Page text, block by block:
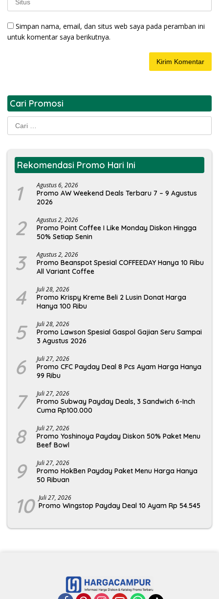
Simpan nama, email, dan situs web saya pada peramban ini
untuk komentar saya berikutnya.
Cari Promosi
Cari
untuk:
Rekomendasi Promo Hari Ini
1 Agustus 6, 2026
Promo AW Weekend Deals Terbaru 7 – 9 Agustus
2026
2 Agustus 2, 2026
Promo Point Coffee I Like Monday Diskon Hingga
50% Setiap Senin
3 Agustus 2, 2026
Promo Beanspot Spesial COFFEEDAY Hanya 10 Ribu
All Variant Coffee
4 Juli 28, 2026
Promo Krispy Kreme Beli 2 Lusin Donat Harga
Hanya 100 Ribu
5 Juli 28, 2026
Promo Lawson Spesial Gaspol Gajian Seru Sampai
3 Agustus 2026
6 Juli 27, 2026
Promo CFC Payday Deal 8 Pcs Ayam Harga Hanya
99 Ribu
7 Juli 27, 2026
Promo Subway Payday Deals, 3 Sandwich 6-Inch
Cuma Rp100.000
8 Juli 27, 2026
Promo Yoshinoya Payday Diskon 50% Paket Menu
Beef Bowl
9 Juli 27, 2026
Promo HokBen Payday Paket Menu Harga Hanya
50 Ribuan
10 Juli 27, 2026
Promo Wingstop Payday Deal 10 Ayam Rp 54.545